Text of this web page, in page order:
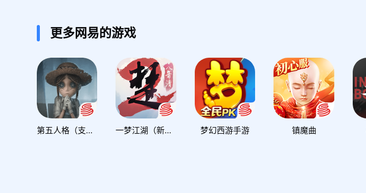
更多网易的游戏
第五人格（支持官服安卓/iOS账密+全渠道扫码登录） 一梦江湖（新门派「落白」登场） 梦幻西游手游 镇魔曲